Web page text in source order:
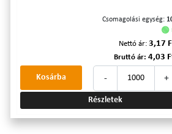
Csomagolási egység:
🟢
Nettó ár: 3,17
Bruttó ár: 4,03
- +
Kosárba
Részletek